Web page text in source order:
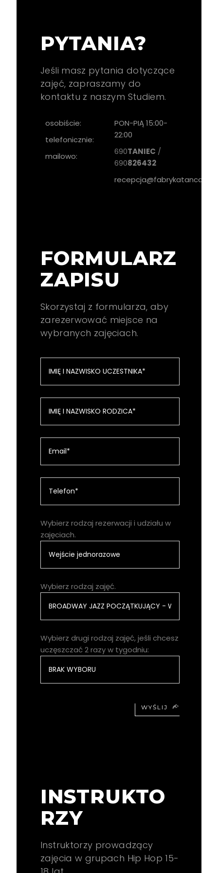
PYTANIA?
Jeśli masz pytania dotyczące
zajęć, zapraszamy do
kontaktu z naszym Studiem.
osobiście:
telefonicznie:
mailowo:
PON-PIĄ15:00-
22:00
690TANIEC /
690826432
recepcja@fabrykatanca.pl
FORMULARZ
ZAPISU
Skorzystaj z formularza, aby
zarezerwować miejsce na
wybranych zajęciach.
Wybierz rodzaj rezerwacji i udziału w
zajęciach.
Wybierz rodzaj zajęć.
Wybierz drugi rodzaj zajęć, jeśli chcesz
uczęszczać 2 razy w tygodniu:
WYŚLIJ
INSTRUKTO
RZY
Instruktorzy prowadzący
zajęcia w grupach Hip Hop 15-